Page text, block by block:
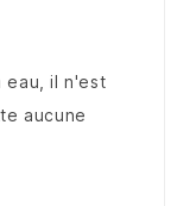
eau, il n'est
aucune